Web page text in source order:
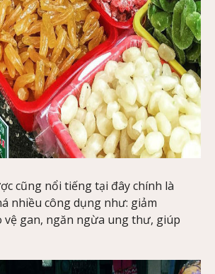
cũng nổi tiếng tại đây chính là
nhiều công dụng như: giảm
vệ gan, ngăn ngừa ung thư, giúp